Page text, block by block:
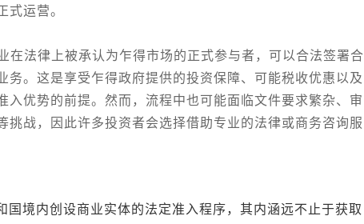
式运营。
法律上被承认为乍得市场的正式参与者，可以合法签署合
务。这是享受乍得政府提供的投资保障、可能税收优惠以及
入优势的前提。然而，流程中也可能面临文件要求繁杂、审
挑战，因此许多投资者会选择借助专业的法律或商务咨询服
境内创设商业实体的法定准入程序，其内涵远不止于获取